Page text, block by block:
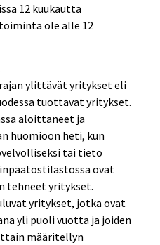
12 kuukautta
ole alle 12
ylittävät yritykset eli
tuottavat yritykset.
aloittaneet ja
huomioon heti, kun
tai tieto
ovat
tehneet yritykset.
yritykset, jotka ovat
yli puoli vuotta ja joiden
määritellyn